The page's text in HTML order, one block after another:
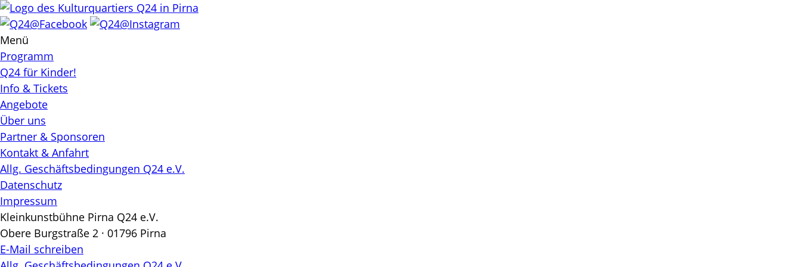
Skip
to
content
Menü
Programm
Q24 für Kinder!
Info & Tickets
Angebote
Über uns
Partner & Sponsoren
Kontakt & Anfahrt
Allg. Geschäftsbedingungen Q24 e.V.
Datenschutz
Impressum
Kleinkunstbühne Pirna Q24 e.V.
Obere Burgstraße 2 · 01796 Pirna
E-Mail schreiben